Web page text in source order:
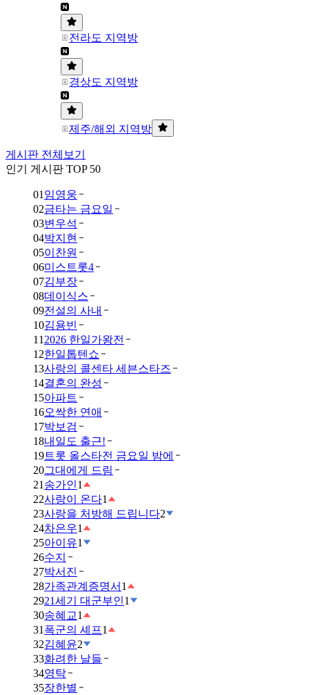
전라도 지역방
경상도 지역방
제주/해외 지역방
게시판 전체보기
인기 게시판 TOP 50
01 임영웅
02금타는 금요일
03변우석
04박지현
05이찬원
06미스트롯4
07김부장
08데이식스
09전설의 사내
10김용빈
11 2026 한일가왕전
12한일톱텐쇼
13사랑의 콜센타 세븐스타즈
14결혼의 완성
15아파트
16오싹한 연애
17박보검
18내일도 출근!
19트롯 올스타전 금요일 밤에
20그대에게 드림
21 송가인1
22사랑이 온다1
23사랑을 처방해 드립니다2
24차은우1
25아이유1
26수지
27박서진
28가족관계증명서 1
2921세기 대군부인1
30송혜교1
31 폭군의 셰프1
32김혜윤2
33화려한 날들
34영탁
35장한별